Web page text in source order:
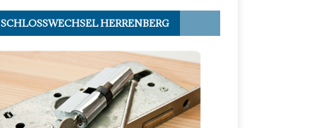
SCHLOSSWECHSEL HERRENBERG